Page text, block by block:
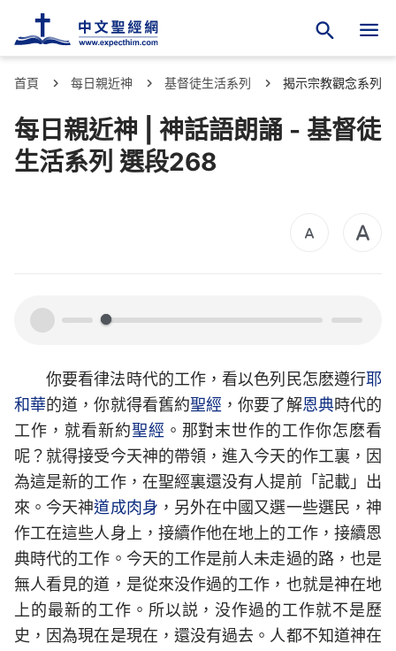
首頁 每日親近神 基督徒生活系列 揭示宗教觀念系列
每日親近神 | 神話語朗誦 - 基督徒
生活系列 選段268
00:00 00:00
你要看律法時代的工作，看以色列民怎麽遵行耶
和華的道，你就得看舊約聖經 ，你要了解恩典時代的
工作，就看新約聖經 。那對末世作的工作你怎麽看
呢？就得接受今天神的帶領，進入今天的作工裏，因
為這是新的工作，在聖經裏還没有人提前「記載」出
來。今天神道成肉身 ，另外在中國又選一些選民，神
作工在這些人身上，接續作他在地上的工作，接續恩
典時代的工作。今天的工作是前人未走過的路，也是
無人看見的道，是從來没作過的工作，也就是神在地
上的最新的工作。所以説，没作過的工作就不是歷
史，因為現在是現在，還没有過去。人都不知道神在